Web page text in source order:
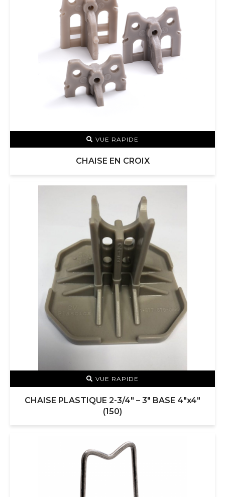
VUE RAPIDE
CHAISE EN CROIX
VUE RAPIDE
CHAISE PLASTIQUE 2-3/4″ – 3″ BASE 4″x4″
(150)